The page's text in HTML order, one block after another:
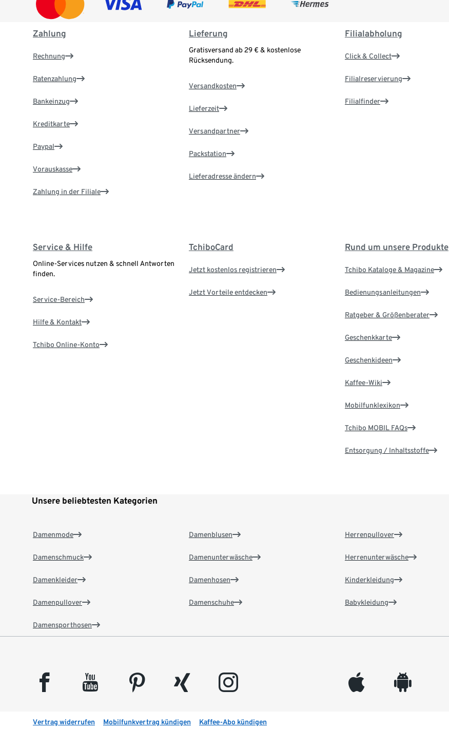
Zahlung
Rechnung
Ratenzahlung
Bankeinzug
Kreditkarte
Paypal
Vorauskasse
Zahlung in der Filiale
Lieferung
Gratisversand ab 29 € & kostenlose
Rücksendung.
Versandkosten
Lieferzeit
Versandpartner
Packstation
Lieferadresse ändern
Filialabholung
Click & Collect
Filialreservierung
Filialfinder
Service & Hilfe
Online-Services nutzen & schnell Antworten
finden.
Service-Bereich
Hilfe & Kontakt
Tchibo Online-Konto
TchiboCard
Jetzt kostenlos registrieren
Jetzt Vorteile entdecken
Rund um unsere Produkte
Tchibo Kataloge & Magazine
Bedienungsanleitungen
Ratgeber & Größenberater
Geschenkkarte
Geschenkideen
Kaffee-Wiki
Mobilfunklexikon
Tchibo MOBIL FAQs
Entsorgung / Inhaltsstoffe
Unsere beliebtesten Kategorien
Damenmode
Damenschmuck
Damenkleider
Damenpullover
Damensporthosen
Damenblusen
Damenunterwäsche
Damenhosen
Damenschuhe
Herrenpullover
Herrenunterwäsche
Kinderkleidung
Babykleidung
facebook youtube pinterest xing instagram appleinc android
Vertrag widerrufen Mobilfunkvertrag kündigen Kaffee-Abo kündigen